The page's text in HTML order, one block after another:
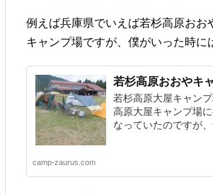
例えば兵庫県でいえば若杉高原お
キャンプ場ですが、僕がいった時に
若杉高原おおやキ
若杉高原大屋キャン
高原大屋キャンプ場
なっていたのですが
camp-zaurus.com